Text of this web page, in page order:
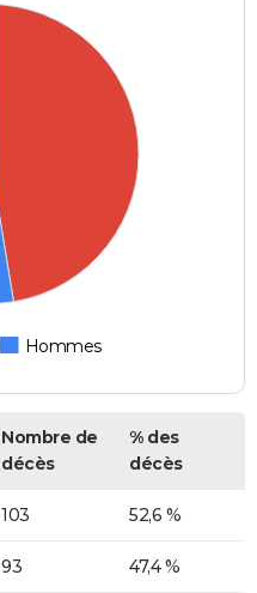
Hommes
Nombre de
décès
% des
décès
103 52,6 %
93 47,4 %